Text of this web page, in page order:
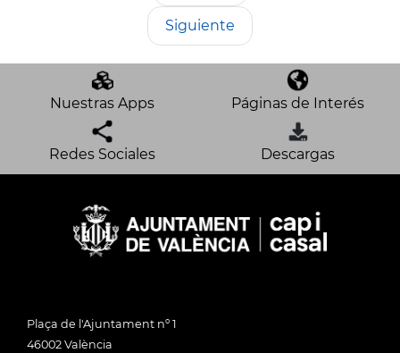
Siguiente
Nuestras Apps Páginas de Interés
Redes Sociales Descargas
Plaça de l'Ajuntament nº 1
46002 València